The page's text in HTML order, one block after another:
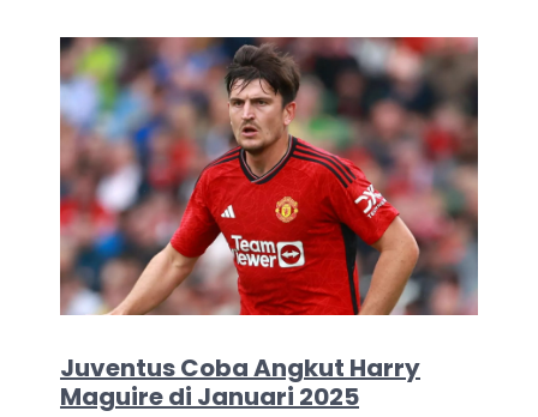
Juventus Coba Angkut Harry
Maguire di Januari 2025